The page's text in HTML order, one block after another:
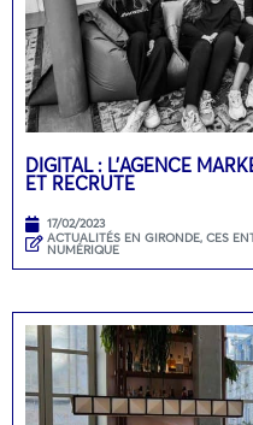
DIGITAL : L’AGENCE
ET RECRUTE
17/02/2023
ACTUALITÉS EN GIRONDE, CES
NUMÉRIQUE